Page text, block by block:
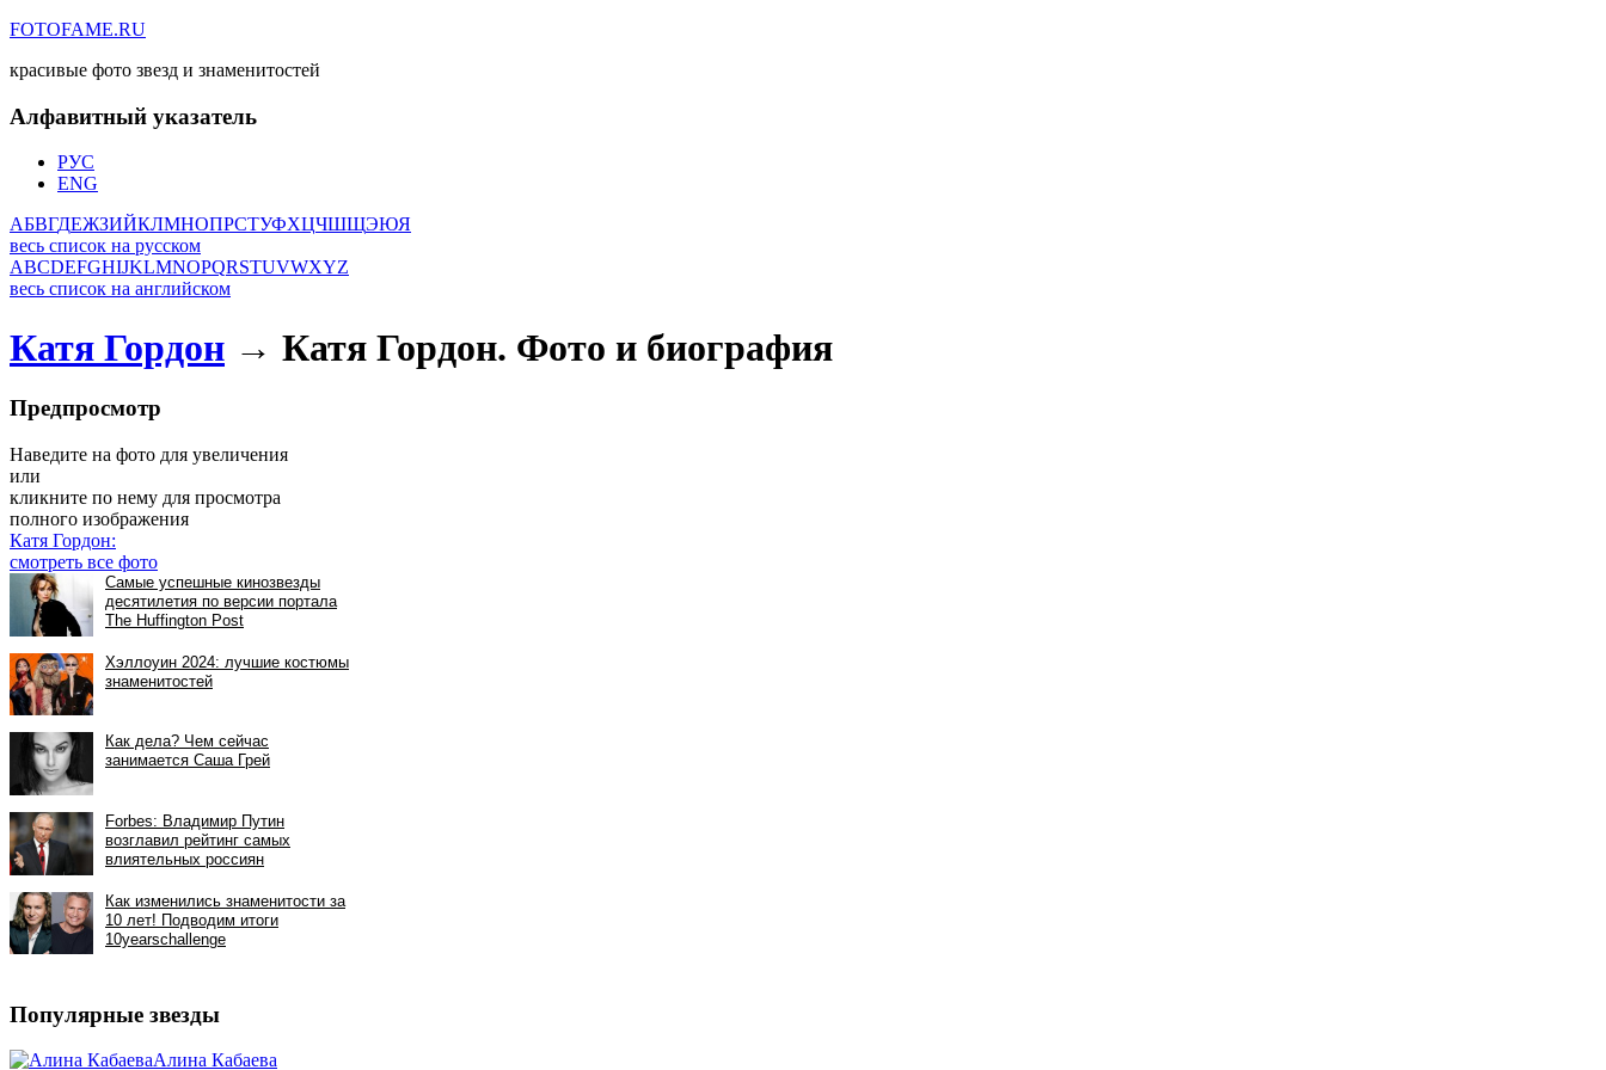
FOTOFAME.RU
красивые фото звезд и знаменитостей
Алфавитный указатель
РУС
ENG
АБВГДЕЖЗИЙКЛМНОПРСТУФХЦЧШЩЭЮЯ
весь список на русском
ABCDEFGHIJKLMNOPQRSTUVWXYZ
весь список на английском
Катя Гордон → Катя Гордон. Фото и биография
Предпросмотр
Наведите на фото для увеличения
или
кликните по нему для просмотра
полного изображения
Катя Гордон:
смотреть все фото
Популярные звезды
Алина Кабаева